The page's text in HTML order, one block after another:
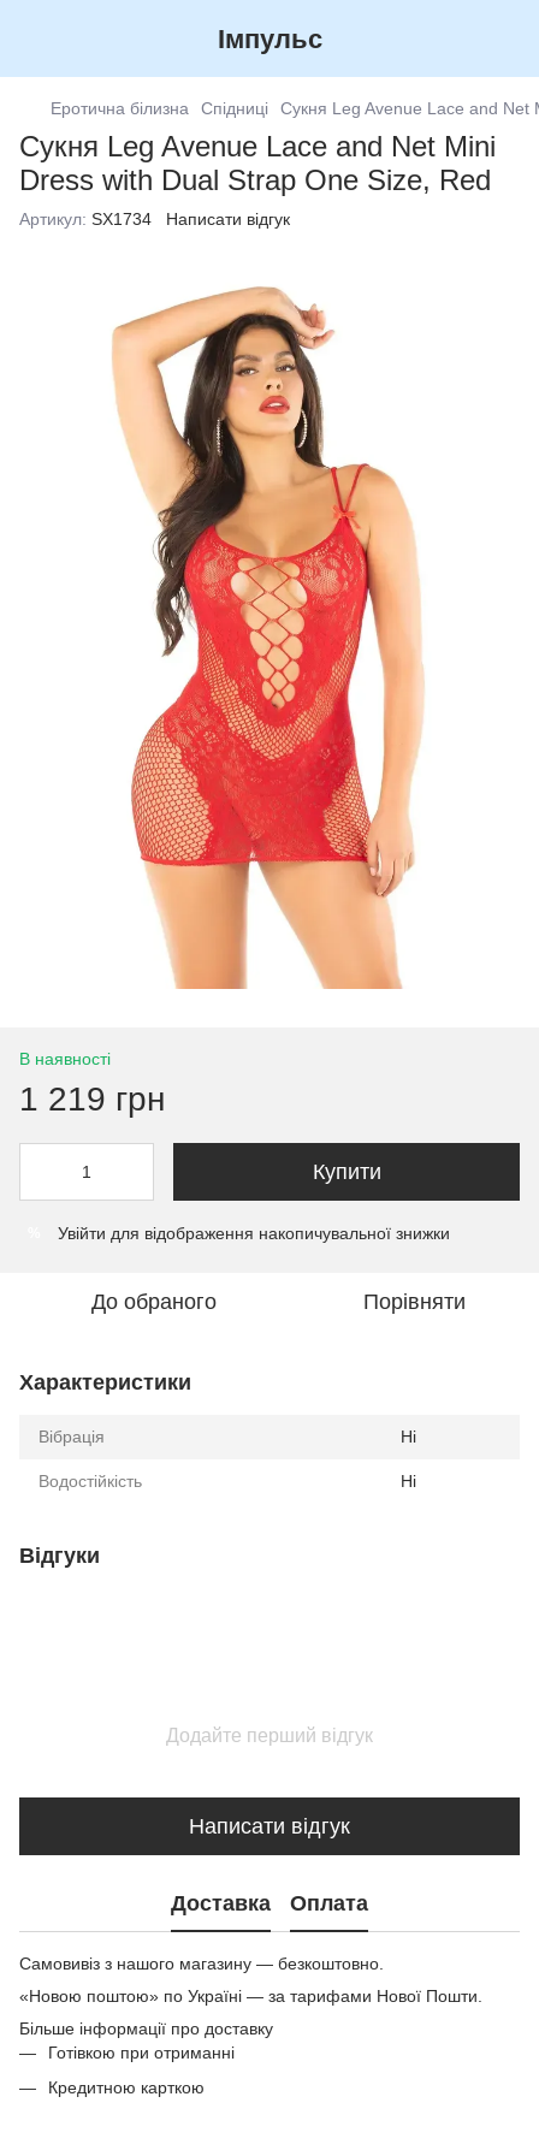
Імпульс
Еротична білизна Спідниці Сукня Leg Avenue Lace and Net
Сукня Leg Avenue Lace and Net Mini
Dress with Dual Strap One Size, Red
Артикул: SX1734 Написати відгук
В наявності
1 219 грн
Купити
Увійти для відображення накопичувальної знижки
До обраного Порівняти
Характеристики
Вібрація Ні
Водостійкість Ні
Відгуки
Додайте перший відгук
Написати відгук
Доставка Оплата
Самовивіз з нашого магазину — безкоштовно.
«Новою поштою» по Україні — за тарифами Нової Пошти.
Більше інформації про доставку
Готівкою при отриманні
Кредитною карткою